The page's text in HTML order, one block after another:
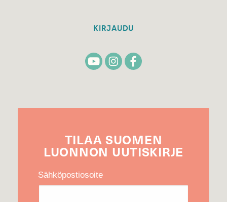
KIRJAUDU
TILAA SUOMEN
LUONNON UUTIS­KIRJE
Sähköpostiosoite